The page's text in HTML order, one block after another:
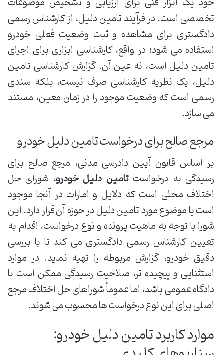
تخصصی است. در فرآیند تامین دلیل، از کارشناس رسمی
دادگستری برای مشاهده و ثبت وضعیت فعلی خودرو
استفاده می شود؛ در واقع، کارشناسی ابزاری برای اجرای
تامین دلیل است، نه عین آن. گزارش کارشناسی تامین
دلیل، یک نظریه کارشناسی صرف نیست، بلکه سندی
رسمی است که وضعیت موجود را در زمان معین، مستند
می سازد.
مرجع صالح برای درخواست تامین دلیل خودرو
بر اساس قانون آیین دادرسی مدنی، مرجع صالح برای
رسیدگی به درخواستتامین دلیل خودرو، شورای حل
اختلاف محلی است که دلایل و امارات در آنجا موجود
است یا موضوع مورد تامین دلیل در حوزه آن قرار دارد. این
شورا با توجه به ماهیت پرونده و نوع درخواست، اقدام به
تعیین کارشناس رسمی دادگستری می کند تا با بررسی
دقیق خودرو، گزارش مربوطه را تهیه نماید. در موارد
استثنایی و پیچیده تر، صلاحیت رسیدگی ممکن است با
دادگاه عمومی باشد، اما عموماً شوراهای حل اختلاف مرجع
اصلی برای این نوع درخواست ها محسوب می شوند.
موارد کاربرد تامین دلیل خودرو: